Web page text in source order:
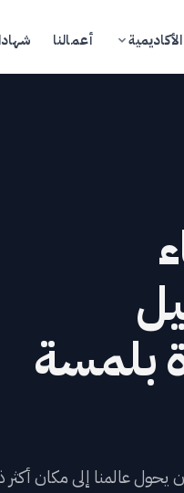
الأكاديمية أعمالنا
الخدمات
الأكاديمية
شهادات العملاء
بلمسة
عالمنا إلى مكان أكثر